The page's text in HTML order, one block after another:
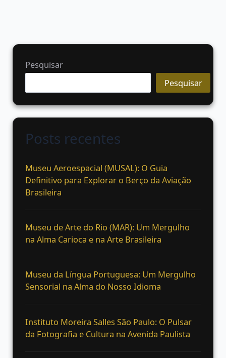
Pesquisar
Pesquisar
Posts recentes
Museu Aeroespacial (MUSAL): O Guia
Definitivo para Explorar o Berço da Aviação
Brasileira
Museu de Arte do Rio (MAR): Um Mergulho
na Alma Carioca e na Arte Brasileira
Museu da Língua Portuguesa: Um Mergulho
Sensorial na Alma do Nosso Idioma
Instituto Moreira Salles São Paulo: O Pulsar
da Fotografia e Cultura na Avenida Paulista